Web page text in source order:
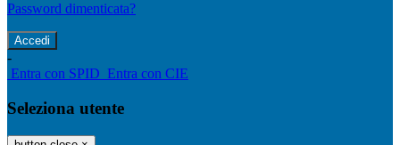
Password dimenticata?
-
Entra con SPID Entra con CIE
Seleziona utente